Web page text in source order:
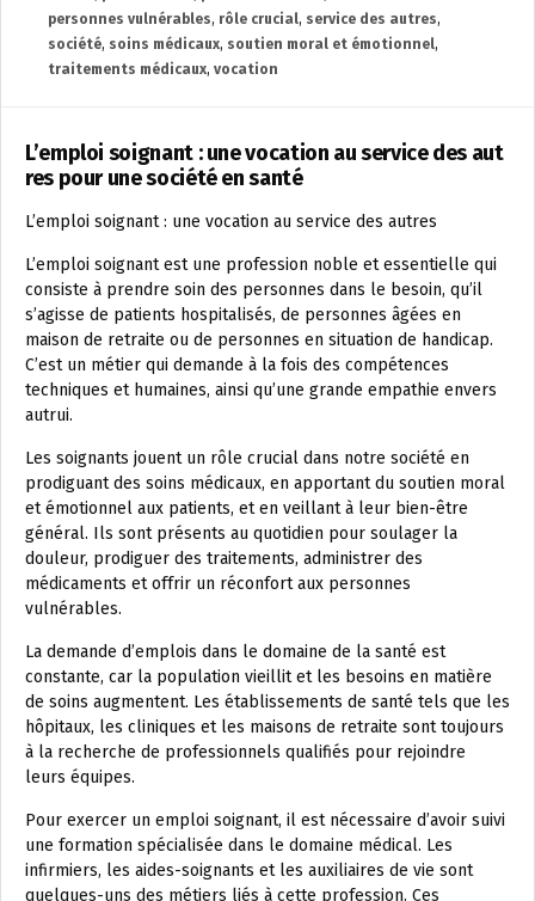
personnes vulnérables, rôle crucial, service des autres,
société, soins médicaux, soutien moral et émotionnel,
traitements médicaux, vocation
L’emploi soignant : une vocation au service des aut
res pour une société en santé
L’emploi soignant : une vocation au service des autres
L’emploi soignant est une profession noble et essentielle qui
consiste à prendre soin des personnes dans le besoin, qu’il
s’agisse de patients hospitalisés, de personnes âgées en
maison de retraite ou de personnes en situation de handicap.
C’est un métier qui demande à la fois des compétences
techniques et humaines, ainsi qu’une grande empathie envers
autrui.
Les soignants jouent un rôle crucial dans notre société en
prodiguant des soins médicaux, en apportant du soutien moral
et émotionnel aux patients, et en veillant à leur bien-être
général. Ils sont présents au quotidien pour soulager la
douleur, prodiguer des traitements, administrer des
médicaments et offrir un réconfort aux personnes
vulnérables.
La demande d’emplois dans le domaine de la santé est
constante, car la population vieillit et les besoins en matière
de soins augmentent. Les établissements de santé tels que les
hôpitaux, les cliniques et les maisons de retraite sont toujours
à la recherche de professionnels qualifiés pour rejoindre
leurs équipes.
Pour exercer un emploi soignant, il est nécessaire d’avoir suivi
une formation spécialisée dans le domaine médical. Les
infirmiers, les aides-soignants et les auxiliaires de vie sont
quelques-uns des métiers liés à cette profession. Ces